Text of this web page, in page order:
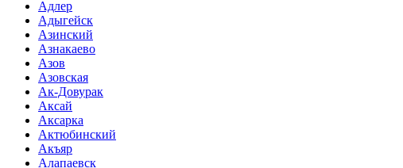
Адлер
Адыгейск
Азинский
Азнакаево
Азов
Азовская
Ак-Довурак
Аксай
Аксарка
Актюбинский
Акъяр
Алапаевск